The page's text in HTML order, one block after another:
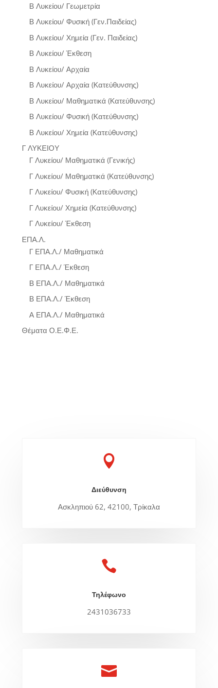
Β Λυκείου/ Γεωμετρία
Β Λυκείου/ Φυσική (Γεν.Παιδείας)
Β Λυκείου/ Χημεία (Γεν. Παιδείας)
Β Λυκείου/ Έκθεση
Β Λυκείου/ Αρχαία
Β Λυκείου/ Αρχαία (Κατεύθυνσης)
Β Λυκείου/ Μαθηματικά (Κατεύθυνσης)
Β Λυκείου/ Φυσική (Κατεύθυνσης)
Β Λυκείου/ Χημεία (Κατεύθυνσης)
Γ ΛΥΚΕΙΟΥ
Γ Λυκείου/ Μαθηματικά (Γενικής)
Γ Λυκείου/ Μαθηματικά (Κατεύθυνσης)
Γ Λυκείου/ Φυσική (Κατεύθυνσης)
Γ Λυκείου/ Χημεία (Κατεύθυνσης)
Γ Λυκείου/ Έκθεση
ΕΠΑ.Λ.
Γ ΕΠΑ.Λ./ Μαθηματικά
Γ ΕΠΑ.Λ./ Έκθεση
Β ΕΠΑ.Λ./ Μαθηματικά
Β ΕΠΑ.Λ./ Έκθεση
Α ΕΠΑ.Λ./ Μαθηματικά
Θέματα Ο.Ε.Φ.Ε.

Διεύθυνση
Ασκληπιού 62, 42100, Τρίκαλα

Τηλέφωνο
2431036733
